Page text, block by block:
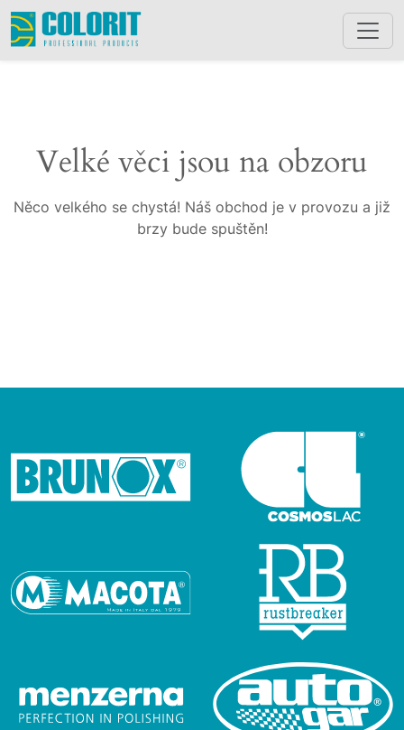
Velké věci jsou na obzoru
Něco velkého se chystá! Náš obchod je v provozu a již
brzy bude spuštěn!